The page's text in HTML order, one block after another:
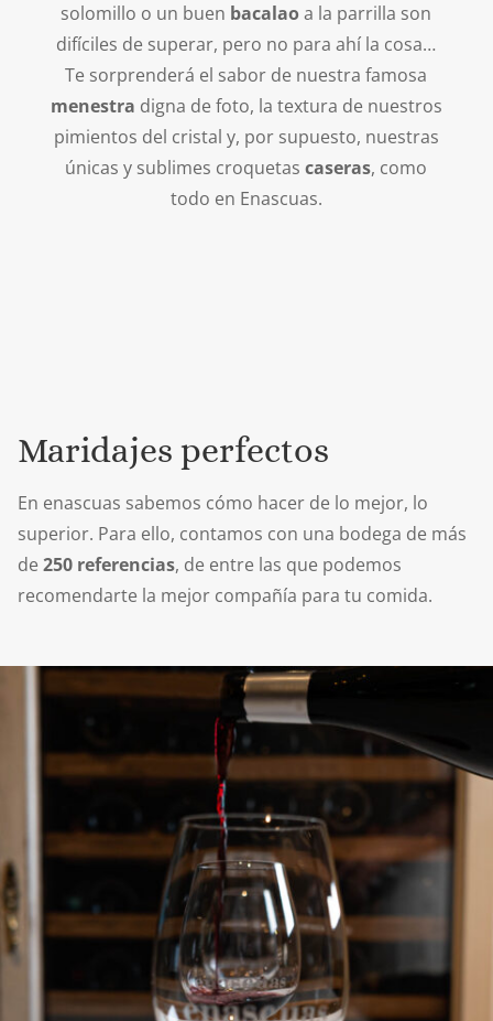
solomillo o un buen bacalaoa la parrilla son
difíciles de superar, pero no para ahí la cosa…
Te sorprenderá el sabor de nuestra famosa
menestra digna de foto, la textura de nuestros
pimientos del cristal y, por supuesto, nuestras
únicas y sublimes croquetascaseras, como
todo en Enascuas.
Maridajes perfectos
En enascuas sabemos cómo hacer de lo mejor, lo
superior. Para ello, contamos con una bodega de más
de 250 referencias, de entre las que podemos
recomendarte la mejor compañía para tu comida.